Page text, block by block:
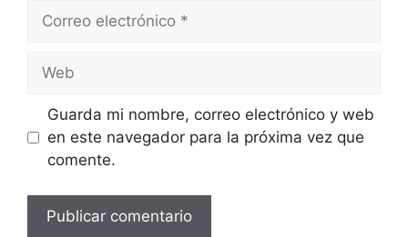
Correo
Web
Guarda mi nombre, correo electrónico y web
en este navegador para la próxima vez que
comente.